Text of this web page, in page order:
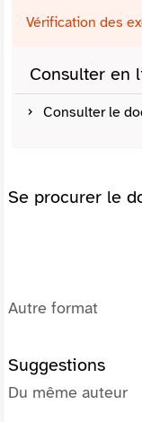
Vérification des
Consulter en
Consulter le
Se procurer le
Autre format
Suggestions
Du même auteur